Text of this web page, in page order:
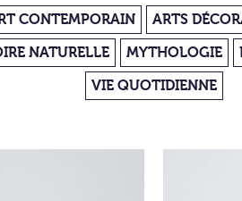
CONTEMPORAIN ARTS
NATURELLE MYTHOLOGIE
VIE QUOTIDIENNE